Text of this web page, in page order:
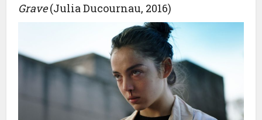
Grave(Julia Ducournau, 2016)